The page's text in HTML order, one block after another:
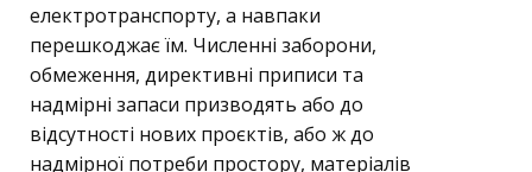
електротранспорту, а навпаки
перешкоджає їм. Численні заборони,
обмеження, директивні приписи та
надмірні запаси призводять або до
відсутності нових проєктів, або ж до
надмірної потреби простору, матеріалів